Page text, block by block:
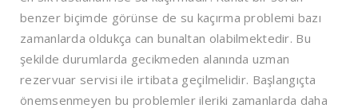
benzer biçimde görünse de su kaçırma problemi bazı
zamanlarda oldukça can bunaltan olabilmektedir. Bu
şekilde durumlarda gecikmeden alanında uzman
rezervuar servisi ile irtibata geçilmelidir. Başlangıçta
önemsenmeyen bu problemler ileriki zamanlarda daha